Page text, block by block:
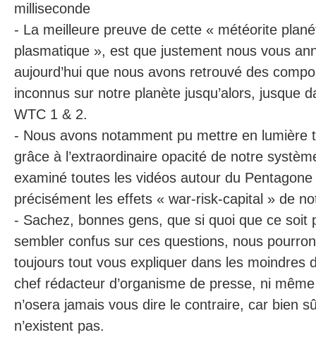
milliseconde
- La meilleure preuve de cette « météorite
plasmatique », est que justement nous vous
aujourd’hui que nous avons retrouvé des
inconnus sur notre planète jusqu’alors, jusque
WTC 1 & 2.
- Nous avons notamment pu mettre en lumière
grâce à l’extraordinaire opacité de notre
examiné toutes les vidéos autour du
précisément les effets « war-risk-capital » de
- Sachez, bonnes gens, que si quoi que ce soit
sembler confus sur ces questions, nous
toujours tout vous expliquer dans les moindres
chef rédacteur d’organisme de presse, ni
n’osera jamais vous dire le contraire, car bien
n’existent pas.